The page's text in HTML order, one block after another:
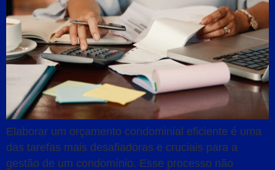
Elaborar um orçamento condominial eficiente é uma
das tarefas mais desafiadoras e cruciais para a
gestão de um condomínio. Esse processo não